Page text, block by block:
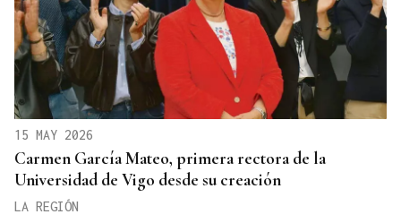
15 MAY 2026
Carmen García Mateo, primera rectora de la
Universidad de Vigo desde su creación
LA REGIÓN